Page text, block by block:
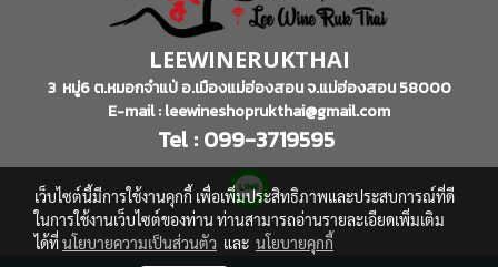
LEEWINERUKTHAI
3 หมู่6 ต.หมอกจำแป่ อ.เมืองแม่ฮ่องสอน จ.แม่ฮ่องสอน 58000
E-mail : leewineshoprukthai@gmail.com
Tel : 099-3719595
เว็บไซต์นี้มีการใช้งานคุกกี้ เพื่อเพิ่มประสิทธิภาพและประสบการณ์ที่ดี
ในการใช้งานเว็บไซต์ของท่าน ท่านสามารถอ่านรายละเอียดเพิ่มเติม
ได้ที่นโยบายความเป็นส่วนตัว และ นโยบายคุกกี้